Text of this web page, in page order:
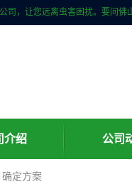
介绍 公司
定方案